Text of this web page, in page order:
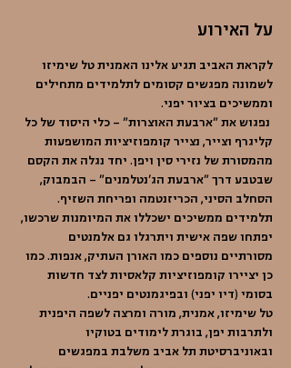
על האירוע
לקראת האביב תגיע אלינו האמנית טל שימיזו
לשמונה מפגשים קסומים לתלמידים מתחילים
וממשיכים בציור יפני.
נפגוש את "ארבעת האוצרות" – כלי היסוד של כל
קליגרף וצייר, נצייר קומפוזיציות המושפעות
מהמסורת של נזירי סין ויפן. יחד נגלה את הקסם
שבטבע דרך "ארבעת הג'נטלמנים" – הבמבוק,
הסחלב הסיני, הכריזנטמה ופריחת השזיף.
תלמידים ממשיכים ישכללו את המיומנות שרכשו,
יפתחו שפה אישית ויתרגלו גם אלמנטים
מסורתיים נוספים כמו האורן העתיק, אנפות. כמו
כן יציירו קומפוזיציות קלאסיות לצד חדשות
בסומי (דיו יפני) ובפיגמנטים יפניים.
טל שימיזו, אמנית, מורה ומרצה לשפה היפנית
ולתרבות יפן, בוגרת לימודים בטוקיו
ובאוניברסיטת תל אביב משלבת במפגשים